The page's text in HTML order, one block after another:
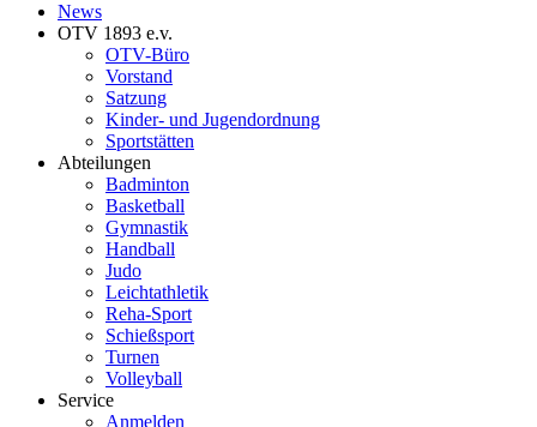
News
OTV 1893 e.v.
OTV-Büro
Vorstand
Satzung
Kinder- und Jugendordnung
Sportstätten
Abteilungen
Badminton
Basketball
Gymnastik
Handball
Judo
Leichtathletik
Reha-Sport
Schießsport
Turnen
Volleyball
Service
Anmelden